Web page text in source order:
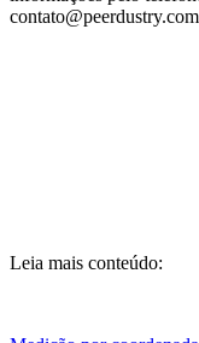
Leia mais conteúdo: